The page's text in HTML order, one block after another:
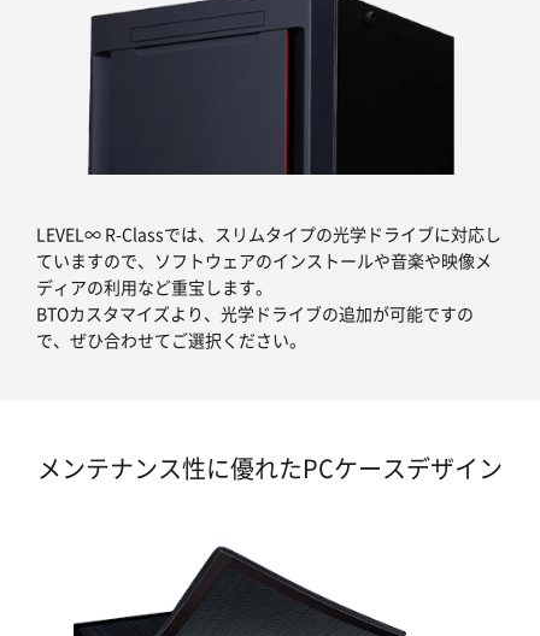
LEVEL∞ R-Classでは、スリムタイプの光学ドライブに対応し
ていますので、ソフトウェアのインストールや音楽や映像メ
ディアの利用など重宝します。
BTOカスタマイズより、光学ドライブの追加が可能ですの
で、ぜひ合わせてご選択ください。
メンテナンス性に優れたPCケースデザイン